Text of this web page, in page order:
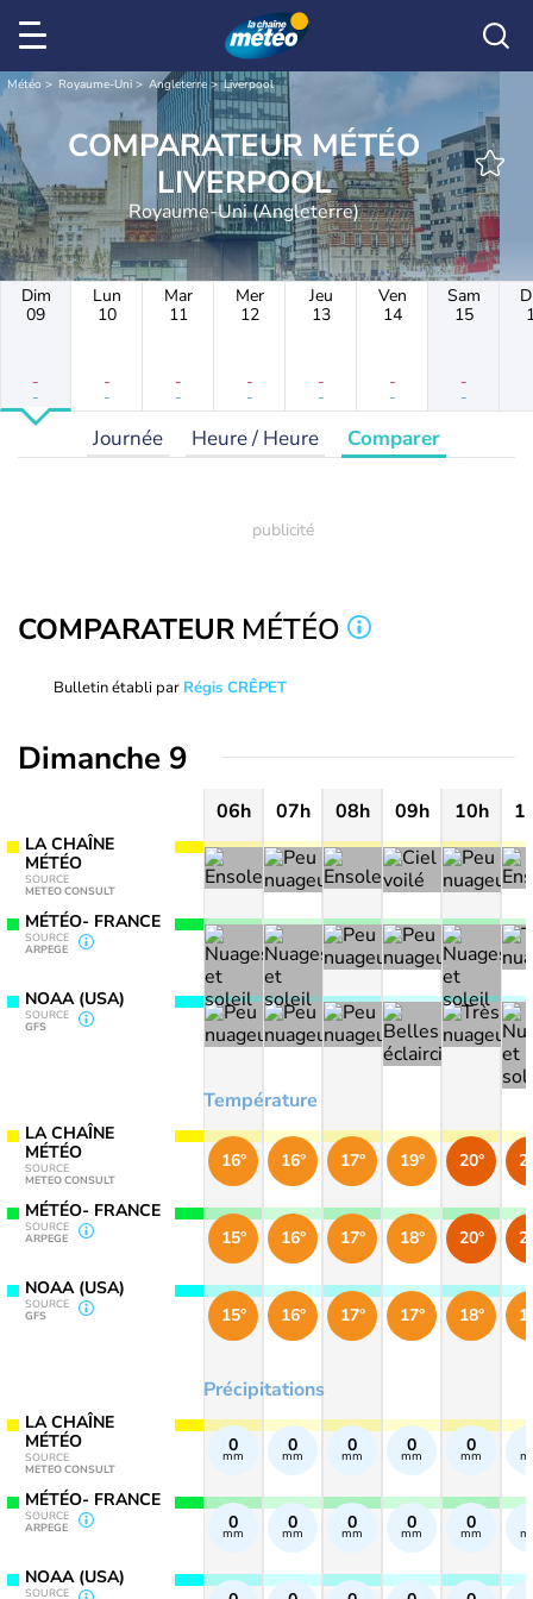
Météo Royaume-Uni Angleterre Liverpool
COMPARATEUR MÉTÉO
LIVERPOOL
Royaume-Uni (Angleterre)
Dim
09
-
-
Lun
10
-
-
Mar
11
-
-
Mer
12
-
-
Jeu
13
-
-
Ven
14
-
-
Sam
15
-
-
Journée Heure / Heure Comparer
COMPARATEUR MÉTÉO
Bulletin établi par Régis CRÊPET
Dimanche 9
LA CHAÎNE
MÉTÉO
SOURCE
METEO CONSULT
MÉTÉO- FRANCE
SOURCE
ARPEGE
NOAA (USA)
SOURCE
GFS
LA CHAÎNE
MÉTÉO
SOURCE
METEO CONSULT
MÉTÉO- FRANCE
SOURCE
ARPEGE
NOAA (USA)
SOURCE
GFS
LA CHAÎNE
MÉTÉO
SOURCE
METEO CONSULT
MÉTÉO- FRANCE
SOURCE
ARPEGE
NOAA (USA)
SOURCE
06h 07h 08h 09h 10h
Température
Précipitations
16°
15°
15°
0
mm
0
mm
16°
16°
16°
0
mm
0
mm
17°
17°
17°
0
mm
0
mm
19°
18°
17°
0
mm
0
mm
20°
20°
18°
0
mm
0
mm